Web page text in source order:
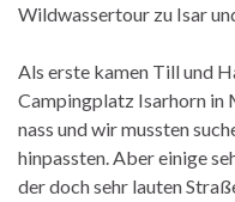
Wildwassertour zu Isar
Als erste kamen Till und
Campingplatz Isarhorn in
nass und wir mussten
hinpassten. Aber einige
der doch sehr lauten